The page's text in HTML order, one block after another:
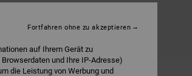
auf Ihrem Gerät zu
und Ihre IP-Adresse)
die Leistung von Werbung und
Fortfahren ohne zu akzeptieren